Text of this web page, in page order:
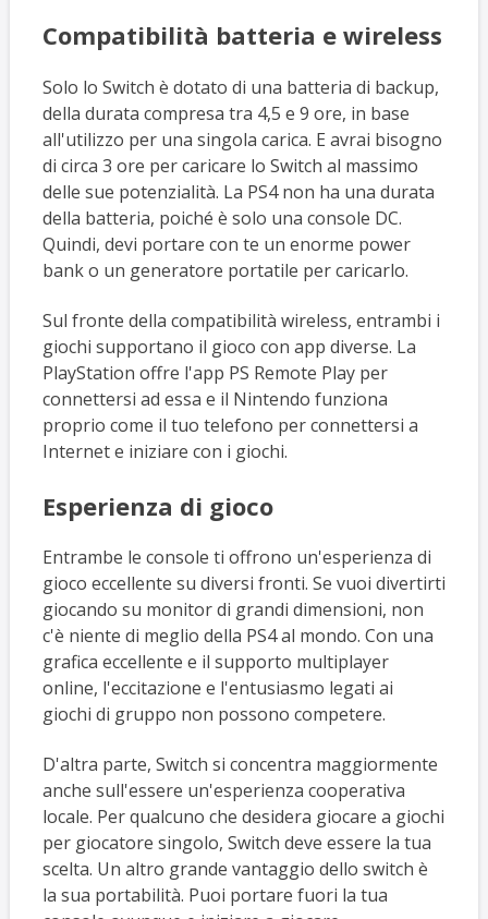
Compatibilità batteria e wireless
Solo lo Switch è dotato di una batteria di backup,
della durata compresa tra 4,5 e 9 ore, in base
all'utilizzo per una singola carica. E avrai bisogno
di circa 3 ore per caricare lo Switch al massimo
delle sue potenzialità. La PS4 non ha una durata
della batteria, poiché è solo una console DC.
Quindi, devi portare con te un enorme power
bank o un generatore portatile per caricarlo.
Sul fronte della compatibilità wireless, entrambi i
giochi supportano il gioco con app diverse. La
PlayStation offre l'app PS Remote Play per
connettersi ad essa e il Nintendo funziona
proprio come il tuo telefono per connettersi a
Internet e iniziare con i giochi.
Esperienza di gioco
Entrambe le console ti offrono un'esperienza di
gioco eccellente su diversi fronti. Se vuoi divertirti
giocando su monitor di grandi dimensioni, non
c'è niente di meglio della PS4 al mondo. Con una
grafica eccellente e il supporto multiplayer
online, l'eccitazione e l'entusiasmo legati ai
giochi di gruppo non possono competere.
D'altra parte, Switch si concentra maggiormente
anche sull'essere un'esperienza cooperativa
locale. Per qualcuno che desidera giocare a giochi
per giocatore singolo, Switch deve essere la tua
scelta. Un altro grande vantaggio dello switch è
la sua portabilità. Puoi portare fuori la tua